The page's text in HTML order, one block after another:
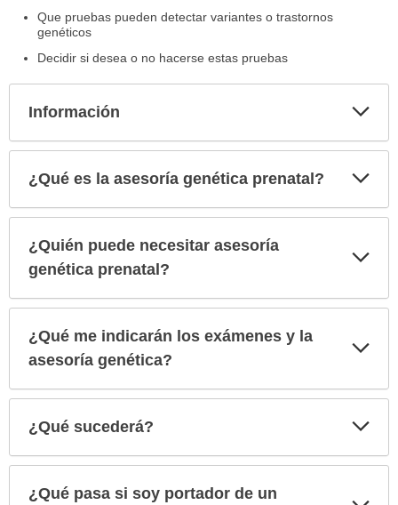
Que pruebas pueden detectar variantes o trastornos
genéticos
Decidir si desea o no hacerse estas pruebas
Información
¿Qué es la asesoría genética prenatal?
¿Quién puede necesitar asesoría
genética prenatal?
¿Qué me indicarán los exámenes y la
asesoría genética?
¿Qué sucederá?
¿Qué pasa si soy portador de un